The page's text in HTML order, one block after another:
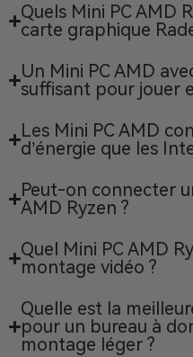
Quels Mini PC AMD
carte graphique
Un Mini PC AMD
suffisant pour jouer
Les Mini PC AMD
d’énergie que les
Peut-on connecter
AMD Ryzen ?
Quel Mini PC AMD
montage vidéo ?
Quelle est la
pour un bureau à
montage léger ?